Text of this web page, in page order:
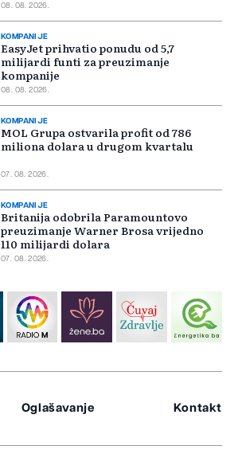
08. 08. 2026.
KOMPANIJE
EasyJet prihvatio ponudu od 5,7
milijardi funti za preuzimanje
kompanije
08. 08. 2026.
KOMPANIJE
MOL Grupa ostvarila profit od 786
miliona dolara u drugom kvartalu
07. 08. 2026.
KOMPANIJE
Britanija odobrila Paramountovo
preuzimanje Warner Brosa vrijedno
110 milijardi dolara
07. 08. 2026.
Oglašavanje Kontakt